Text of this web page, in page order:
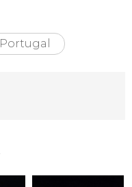
Portugal